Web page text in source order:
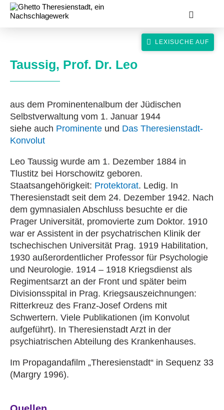
Taussig, Prof. Dr. Leo
aus dem Prominentenalbum der Jüdischen
Selbstverwaltung vom 1. Januar 1944
siehe auch Prominente und Das Theresienstadt-
Konvolut
Leo Taussig wurde am 1. Dezember 1884 in
Tlustitz bei Horschowitz geboren.
Staatsangehörigkeit: Protektorat. Ledig. In
Theresienstadt seit dem 24. Dezember 1942. Nach
dem gymnasialen Abschluss besuchte er die
Prager Universität, promovierte zum Doktor. 1910
war er Assistent in der psychatrischen Klinik der
tschechischen Universität Prag. 1919 Habilitation,
1930 außerordentlicher Professor für Psychologie
und Neurologie. 1914 – 1918 Kriegsdienst als
Regimentsarzt an der Front und später beim
Divisionsspital in Prag. Kriegsauszeichnungen:
Ritterkreuz des Franz-Josef Ordens mit
Schwertern. Viele Publikationen (im Konvolut
aufgeführt). In Theresienstadt Arzt in der
psychiatrischen Abteilung des Krankenhauses.
Im Propagandafilm „Theresienstadt“ in Sequenz 33
(Margry 1996).